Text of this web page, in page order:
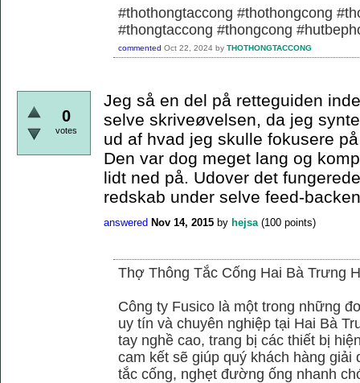
#thothongtaccong #thothongcong
#thongtaccong #thongcong
commented Oct 22, 2024 by THOTHONGTACCONG
0
votes
Jeg så en del på retteguiden
selve skriveøvelsen, da jeg
ud af hvad jeg skulle fokusere
Den var dog meget lang og
lidt ned på. Udover det
redskab under selve feed-
answered Nov 14, 2015 by hejsa (100 points)
Thợ Thông Tắc Cống Hai Bà Trưng
Công ty Fusico là một trong những
uy tín và chuyên nghiệp tại Hai Bà
tay nghề cao, trang bị các thiết bị
cam kết sẽ giúp quý khách hàng
tắc cống, nghẹt đường ống nhanh